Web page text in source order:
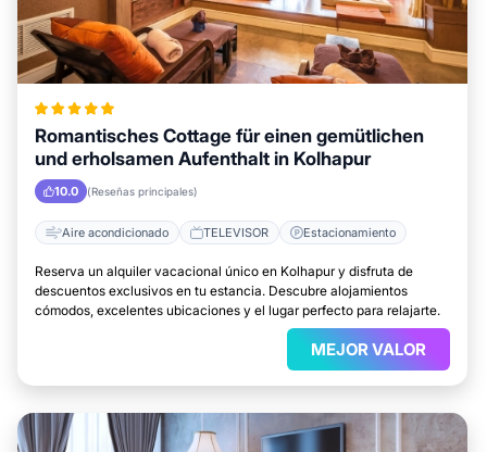
Romantisches Cottage für einen gemütlichen
und erholsamen Aufenthalt in Kolhapur
10.0 (Reseñas principales)
Aire acondicionado TELEVISOR Estacionamiento
Reserva un alquiler vacacional único en Kolhapur y disfruta de
descuentos exclusivos en tu estancia. Descubre alojamientos
cómodos, excelentes ubicaciones y el lugar perfecto para relajarte.
MEJOR VALOR